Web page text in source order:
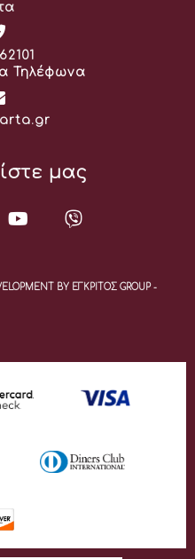
Τηλέφωνα
μας
BY ΕΓΚΡΙΤΟΣ GROUP -